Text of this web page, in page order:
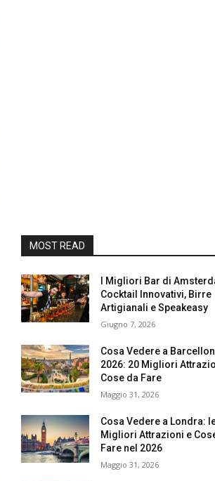
MOST READ
I Migliori Bar di
Cocktail Innovativi, Birre
Artigianali e Speakeasy
Giugno 7, 2026
Cosa Vedere a
2026: 20 Migliori
Cose da Fare
Maggio 31, 2026
Cosa Vedere a Londra:
Migliori Attrazioni e
Fare nel 2026
Maggio 31, 2026